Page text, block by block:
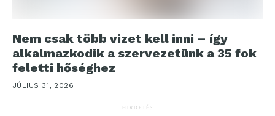
Nem csak több vizet kell inni – így
alkalmazkodik a szervezetünk a 35 fok
feletti hőséghez
JÚLIUS 31, 2026
HIRDETÉS